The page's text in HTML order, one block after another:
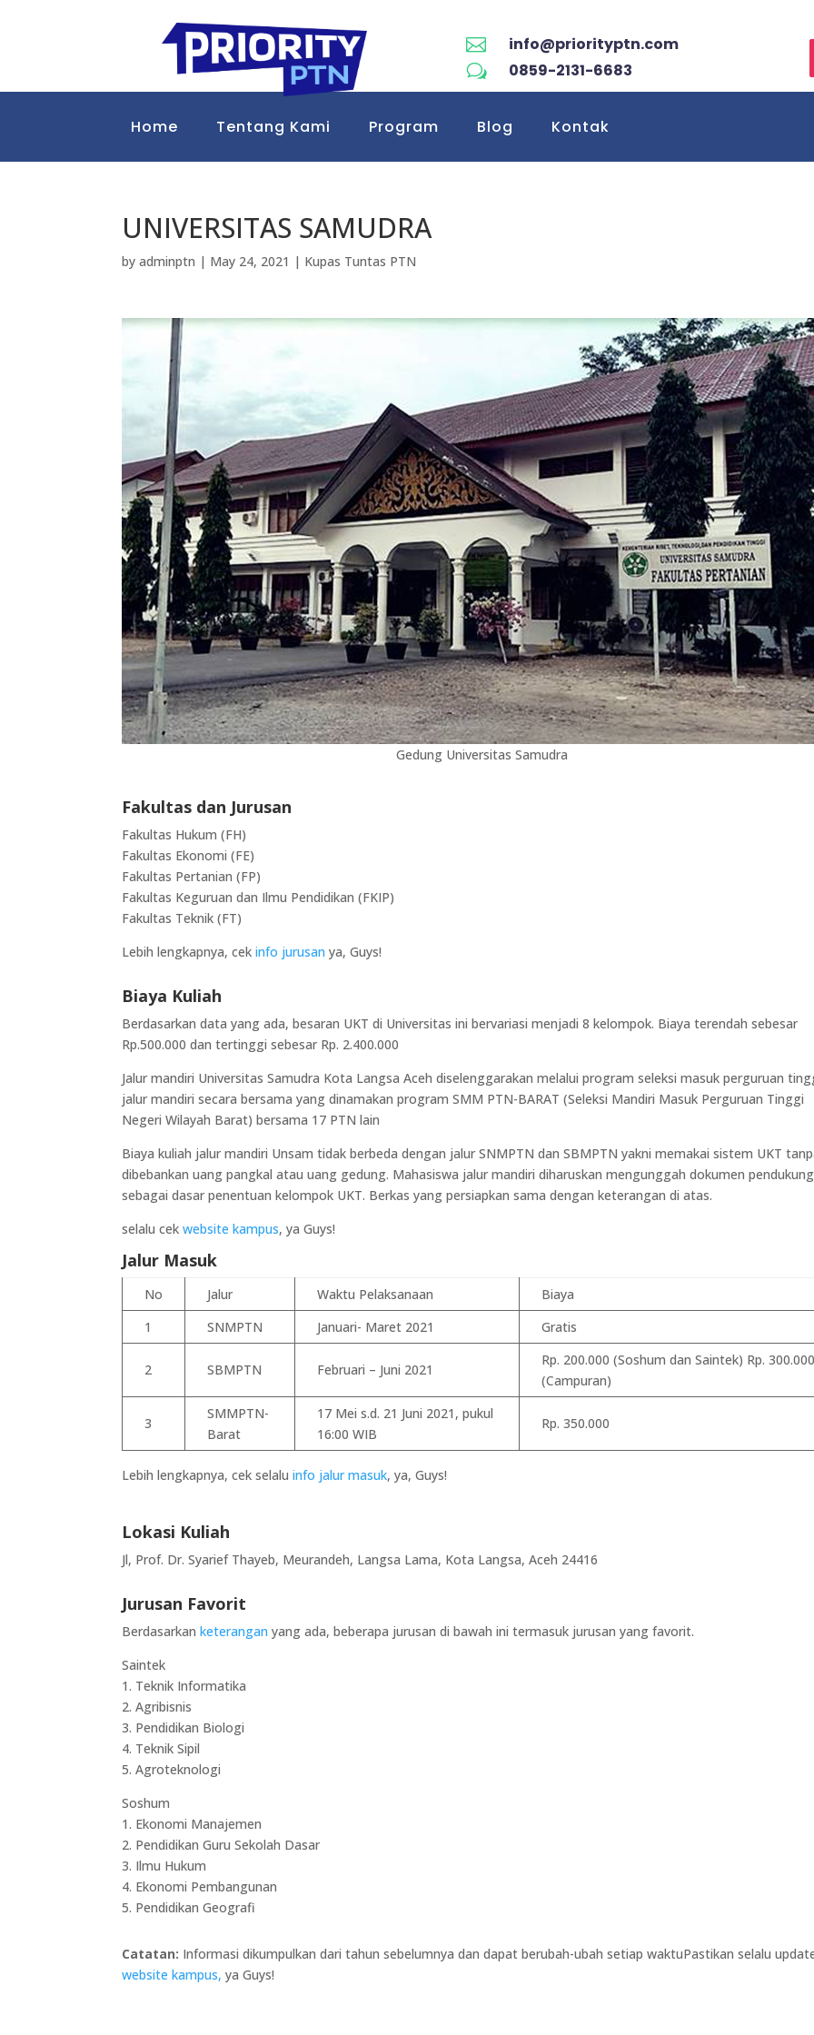
 info@priorityptn.com
w 0859-2131-6683
Home Tentang Kami Program Blog Kontak
UNIVERSITAS SAMUDRA
byadminptn | May 24, 2021 | Kupas Tuntas PTN
Gedung Universitas Samudra
Fakultas dan Jurusan
Fakultas Hukum (FH)
Fakultas Ekonomi (FE)
Fakultas Pertanian (FP)
Fakultas Keguruan dan Ilmu Pendidikan (FKIP)
Fakultas Teknik (FT)
Lebih lengkapnya, cekinfo jurusan ya, Guys!
Biaya Kuliah
Berdasarkan data yang ada, besaran UKT di Universitas ini bervariasi menjadi 8 kelompok. Biaya terendah sebesar
Rp.500.000 dan tertinggi sebesar Rp. 2.400.000
Jalur mandiri Universitas Samudra Kota Langsa Aceh diselenggarakan melalui program seleksi masuk perguruan
jalur mandiri secara bersama yang dinamakan program SMM PTN-BARAT (Seleksi Mandiri Masuk Perguruan Tinggi
Negeri Wilayah Barat) bersama 17 PTN lain
Biaya kuliah jalur mandiri Unsam tidak berbeda dengan jalur SNMPTN dan SBMPTN yakni memakai sistem UKT
dibebankan uang pangkal atau uang gedung. Mahasiswa jalur mandiri diharuskan mengunggah dokumen pendukung
sebagai dasar penentuan kelompok UKT. Berkas yang persiapkan sama dengan keterangan di atas.
selalu cekwebsite kampus, ya Guys!
Jalur Masuk
No Jalur Waktu Pelaksanaan
Biaya
1
SNMPTN Januari- Maret 2021 Gratis
2 SBMPTN Februari – Juni 2021
Rp. 200.000 (Soshum dan Saintek) Rp.
(Campuran)
3
SMMPTN-
Barat
17 Mei s.d. 21 Juni 2021, pukul
16:00 WIB
Rp. 350.000
Lebih lengkapnya, cek selaluinfo jalur masuk, ya, Guys!
Lokasi Kuliah
Jl, Prof. Dr. Syarief Thayeb, Meurandeh, Langsa Lama, Kota Langsa, Aceh 24416
Jurusan Favorit
Berdasarkanketeranganyang ada, beberapa jurusan di bawah ini termasuk jurusan yang favorit.
Saintek
1. Teknik Informatika
2. Agribisnis
3. Pendidikan Biologi
4. Teknik Sipil
5. Agroteknologi
Soshum
1. Ekonomi Manajemen
2. Pendidikan Guru Sekolah Dasar
3. Ilmu Hukum
4. Ekonomi Pembangunan
5. Pendidikan Geografi
Catatan: Informasi dikumpulkan dari tahun sebelumnya dan dapat berubah-ubah setiap waktuPastikan selalu
website kampus, ya Guys!